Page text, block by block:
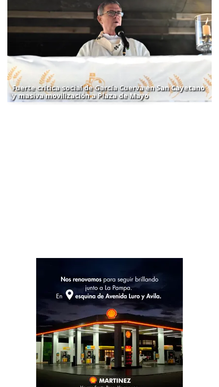
Fuerte crítica social de García Cuerva en San Cayetano
y masiva movilización a Plaza de Mayo